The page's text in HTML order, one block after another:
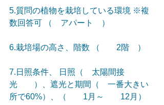
5.質問の植物を栽培している環境 ※複
数回答可 （　アパート　）
6.栽培場の高さ、階数 （　　2階　）
7.日照条件、 日照（　太陽間接
光　　）、遮光と期間（　一番大きい
所で60%）、（　　1月～　　12月）